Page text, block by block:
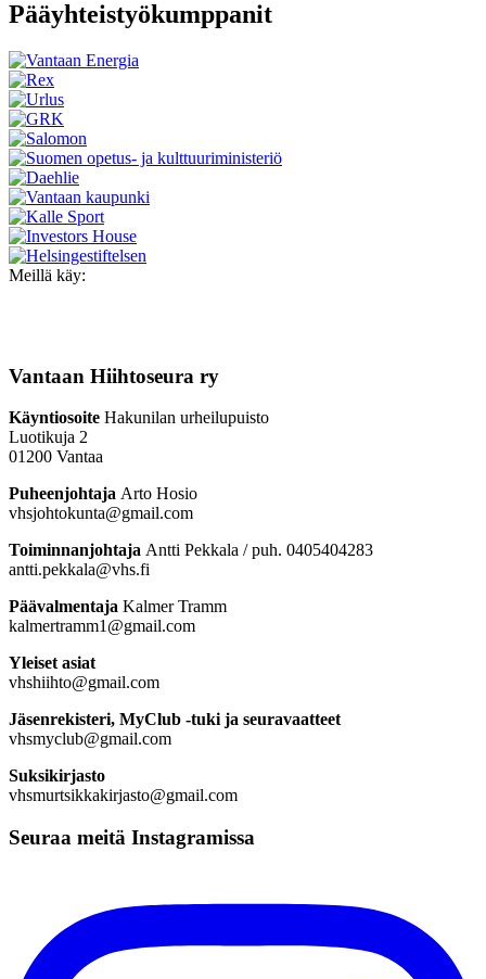
Pääyhteistyökumppanit
Meillä käy:
Vantaan Hiihtoseura ry
Käyntiosoite Hakunilan urheilupuisto
Luotikuja 2
01200 Vantaa
Puheenjohtaja Arto Hosio
vhsjohtokunta@gmail.com
Toiminnanjohtaja Antti Pekkala / puh. 0405404283
antti.pekkala@vhs.fi
Päävalmentaja Kalmer Tramm
kalmertramm1@gmail.com
Yleiset asiat
vhshiihto@gmail.com
Jäsenrekisteri, MyClub -tuki ja seuravaatteet
vhsmyclub@gmail.com
Suksikirjasto
vhsmurtsikkakirjasto@gmail.com
Seuraa meitä Instagramissa